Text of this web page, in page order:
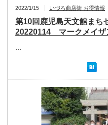
2022/1/15 いづろ商店街 お得情報
第10回鹿児島天文館まち
20220114 マークメイザ
…